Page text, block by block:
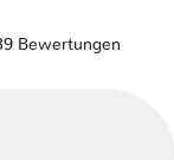
Bewertungen